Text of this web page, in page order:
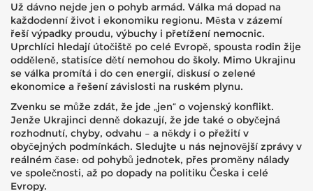
Už dávno nejde jen o pohyb armád. Válka má dopad na
každodenní život i ekonomiku regionu. Města v zázemí
řeší výpadky proudu, výbuchy i přetížení nemocnic.
Uprchlíci hledají útočiště po celé Evropě, spousta rodin žije
odděleně, statisíce dětí nemohou do školy. Mimo Ukrajinu
se válka promítá i do cen energií, diskusí o zelené
ekonomice a řešení závislosti na ruském plynu.
Zvenku se může zdát, že jde „jen“ o vojenský konflikt.
Jenže Ukrajinci denně dokazují, že jde také o obyčejná
rozhodnutí, chyby, odvahu – a někdy i o přežití v
obyčejných podmínkách. Sledujte u nás nejnovější zprávy v
reálném čase: od pohybů jednotek, přes proměny nálady
ve společnosti, až po dopady na politiku Česka i celé
Evropy.